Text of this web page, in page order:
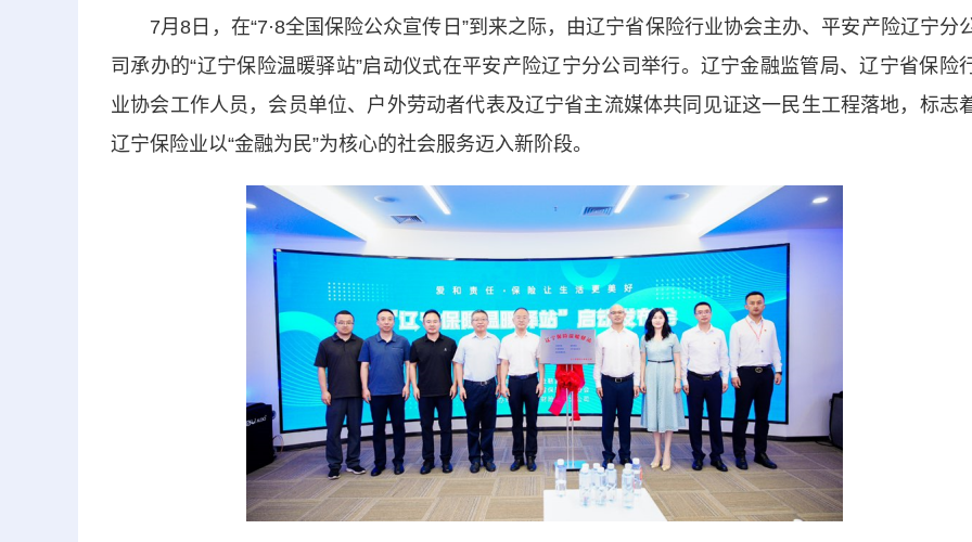
7月8日，在“7·8全国保险公众宣传日”到来之际，由辽宁省保险行业协会主办、平安产险辽宁分
司承办的“辽宁保险温暖驿站”启动仪式在平安产险辽宁分公司举行。辽宁金融监管局、辽宁省保险
业协会工作人员，会员单位、户外劳动者代表及辽宁省主流媒体共同见证这一民生工程落地，标志
辽宁保险业以“金融为民”为核心的社会服务迈入新阶段。